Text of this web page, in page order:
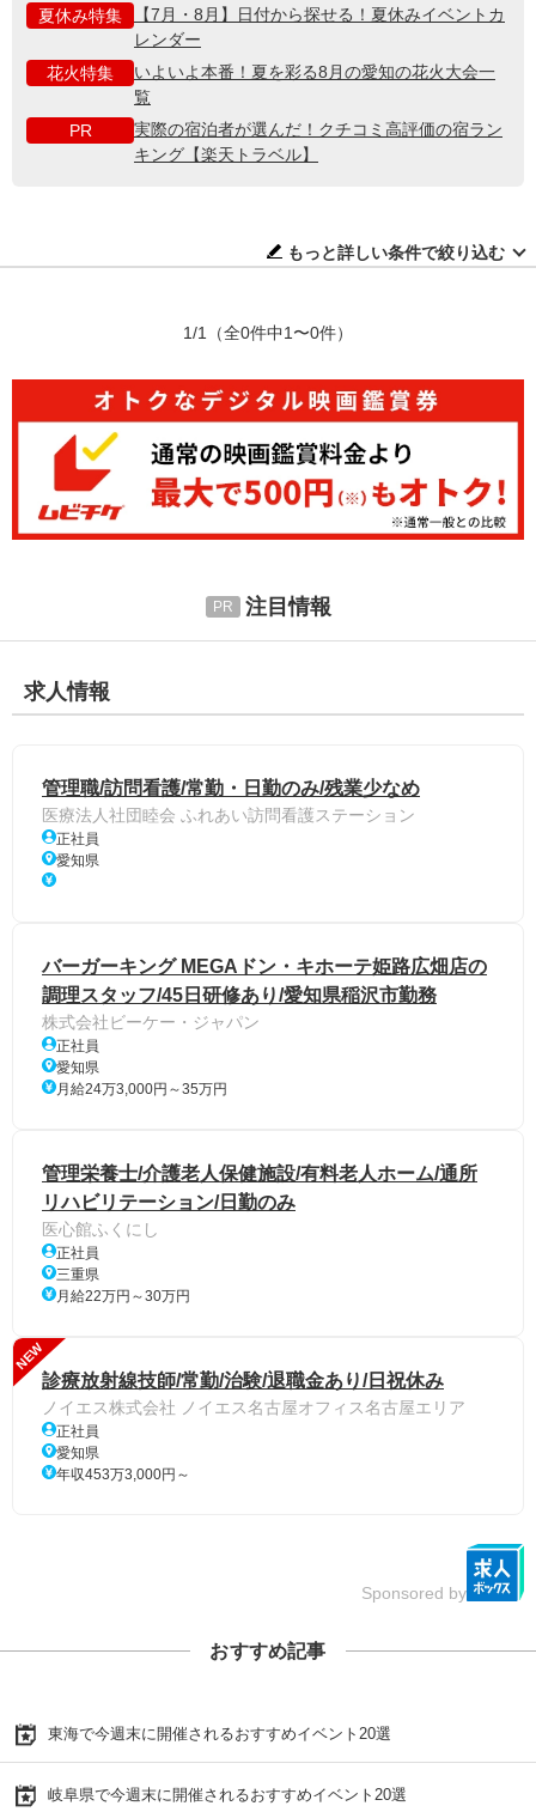
夏休み特集
【7月・8月】日付から探せる！夏休みイベントカ
レンダー
花火特集
いよいよ本番！夏を彩る8月の愛知の花火大会一
覧
PR
実際の宿泊者が選んだ！クチコミ高評価の宿ラン
キング【楽天トラベル】
もっと詳しい条件で絞り込む
1/1 （全0件中1〜0件）
注目情報
求人情報
管理職/訪問看護/常勤・日勤のみ/残業少なめ
医療法人社団睦会 ふれあい訪問看護ステーション
正社員
愛知県
バーガーキング MEGAドン・キホーテ姫路広畑店の
調理スタッフ/45日研修あり/愛知県稲沢市勤務
株式会社ビーケー・ジャパン
正社員
愛知県
月給24万3,000円～35万円
管理栄養士/介護老人保健施設/有料老人ホーム/通所
リハビリテーション/日勤のみ
医心館ふくにし
正社員
三重県
月給22万円～30万円
NEW
診療放射線技師/常勤/治験/退職金あり/日祝休み
ノイエス株式会社 ノイエス名古屋オフィス名古屋エリア
正社員
愛知県
年収453万3,000円～
Sponsored by
おすすめ記事
東海で今週末に開催されるおすすめイベント20選
岐阜県で今週末に開催されるおすすめイベント20選